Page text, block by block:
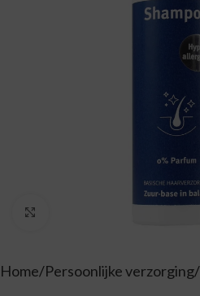
Home Persoonlijke verzorging